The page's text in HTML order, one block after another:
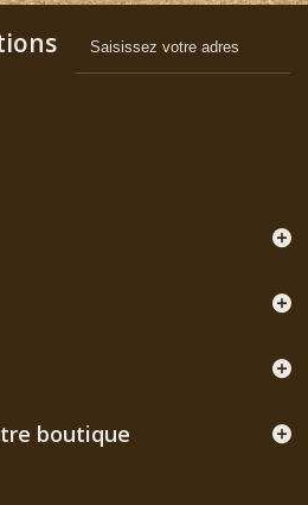
boutique